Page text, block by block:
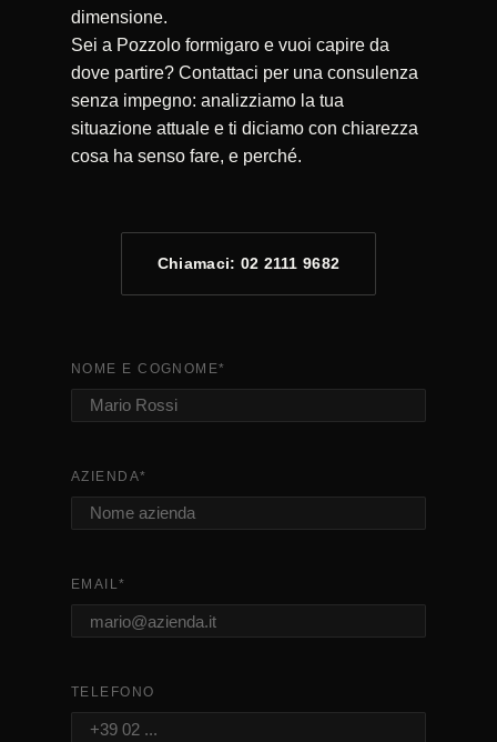
dimensione.
Sei a Pozzolo formigaro e vuoi capire da
dove partire? Contattaci per una consulenza
senza impegno: analizziamo la tua
situazione attuale e ti diciamo con chiarezza
cosa ha senso fare, e perché.
Chiamaci: 02 2111 9682
NOME E COGNOME*
AZIENDA*
EMAIL*
TELEFONO